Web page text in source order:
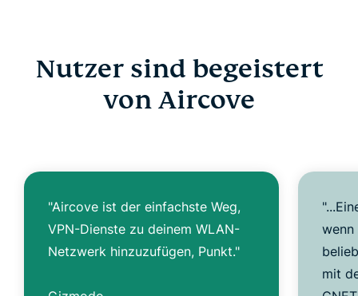
Nutzer sind begeistert
von Aircove
"Aircove ist der einfachste Weg,
VPN-Dienste zu deinem WLAN-
Netzwerk hinzuzufügen, Punkt."
wenn
mit